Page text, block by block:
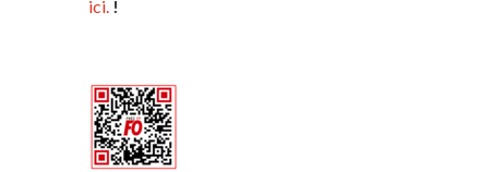
ici. !